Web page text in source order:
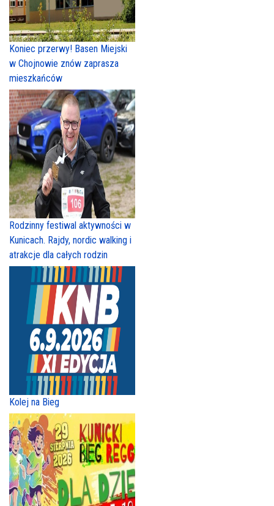
Koniec przerwy! Basen Miejski
w Chojnowie znów zaprasza
mieszkańców
Rodzinny festiwal aktywności w
Kunicach. Rajdy, nordic walking i
atrakcje dla całych rodzin
Kolej na Bieg